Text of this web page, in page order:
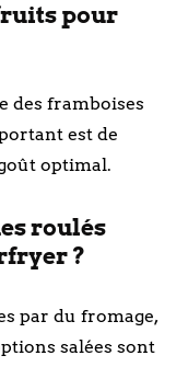
pour
des framboises
est de
optimal.
roulés
?
par du fromage,
salées sont